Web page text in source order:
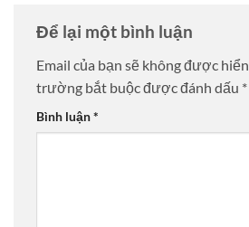
Để lại một bình luận
Email của bạn sẽ không được
trường bắt buộc được đánh dấu *
Bình luận*